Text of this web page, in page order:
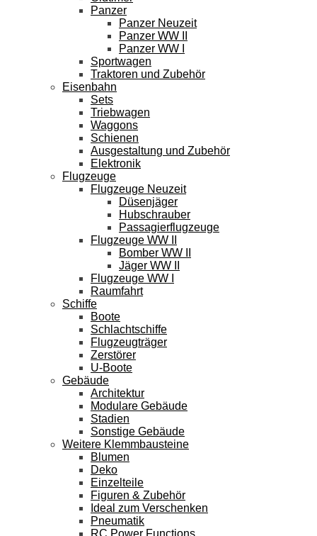
Panzer
Panzer Neuzeit
Panzer WW II
Panzer WW I
Sportwagen
Traktoren und Zubehör
Eisenbahn
Sets
Triebwagen
Waggons
Schienen
Ausgestaltung und Zubehör
Elektronik
Flugzeuge
Flugzeuge Neuzeit
Düsenjäger
Hubschrauber
Passagierflugzeuge
Flugzeuge WW II
Bomber WW II
Jäger WW II
Flugzeuge WW I
Raumfahrt
Schiffe
Boote
Schlachtschiffe
Flugzeugträger
Zerstörer
U-Boote
Gebäude
Architektur
Modulare Gebäude
Stadien
Sonstige Gebäude
Weitere Klemmbausteine
Blumen
Deko
Einzelteile
Figuren & Zubehör
Ideal zum Verschenken
Pneumatik
RC Power Functions